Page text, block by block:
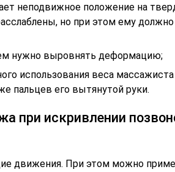
неподвижное положение на
но при этом ему
нужно выровнять деформацию;
использования веса
пальцев его вытянутой руки.
при искривлении
движения. При этом можно